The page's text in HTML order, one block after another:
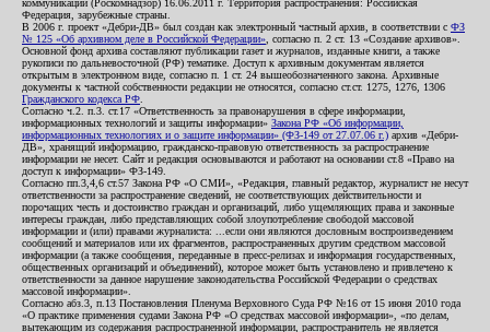
коммуникаций (Роскомнадзор) 16.06.2011 г. Территория распространения: Российская
Федерация, зарубежные страны.
В 2006 г. проект «Дебри-ДВ» был создан как электронный частный архив, в соответствии с ФЗ
№ 125 «Об архивном деле в Российской Федерации» , согласно п. 2 ст. 13 «Создание архивов».
Основной фонд архива составляют публикации газет и журналов, изданные книги, а также
рукописи по дальневосточной (РФ) тематике. Доступ к архивным документам является
открытым в электронном виде, согласно п. 1 ст. 24 вышеобозначенного закона. Архивные
документы к частной собственности редакции не относятся, согласно ст.ст. 1275, 1276, 1306
Гражданского кодекса РФ
Согласно ч.2. п.3. ст.17 «Ответственность за правонарушения в сфере информации,
информационных технологий и защиты информации» Закона РФ «Об информации,
информационных технологиях и о защите информации» (ФЗ-149 от 27.07.06 г.) архив «Дебри-
ДВ», хранящий информацию, гражданско-правовую ответственность за распространение
информации не несет. Сайт и редакция основываются и работают на основании ст.8 «Право на
доступ к информации» ФЗ-149.
Согласно пп.3,4,6 ст.57 Закона РФ «О СМИ», «Редакция, главный редактор, журналист не несут
ответственности за распространение сведений, не соответствующих действительности и
порочащих честь и достоинство граждан и организаций, либо ущемляющих права и законные
интересы граждан, либо представляющих собой злоупотребление свободой массовой
информации и (или) правами журналиста: ...если они являются дословным воспроизведением
сообщений и материалов или их фрагментов, распространенных другим средством массовой
информации (а также сообщения, переданные в пресс-релизах и информация государственных,
общественных организаций и объединений), которое может быть установлено и привлечено к
ответственности за данное нарушение законодательства Российской Федерации о средствах
массовой информации».
Согласно абз.3, п.13 Постановления Пленума Верховного Суда РФ №16 от 15 июня 2010 года
«О практике применения судами Закона РФ «О средствах массовой информации», «по делам,
вытекающим из содержания распространенной информации, распространитель не является